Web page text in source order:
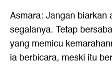
Asmara: Jangan biarkan
segalanya. Tetap
yang memicu
ia berbicara, meski itu